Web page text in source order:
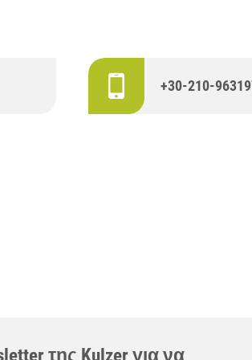
+30-210-
της Kulzer για να